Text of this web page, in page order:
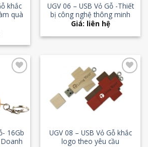
khắc
quà
UGV 06 – USB Vỏ Gỗ -Thiết
bị công nghệ thông minh
Giá: liên hệ
16Gb
Add to
Wishlist
UGV 08 – USB Vỏ Gỗ khắc
logo theo yêu cầu